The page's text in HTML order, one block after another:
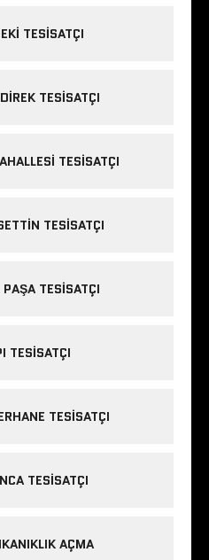
TESISATÇI
TESISATÇI
TESISATÇI
TESISATÇI
TESISATÇI
TESISATÇI
TESISATÇI
TESISATÇI
AÇMA